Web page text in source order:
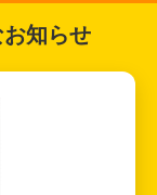
知らせ